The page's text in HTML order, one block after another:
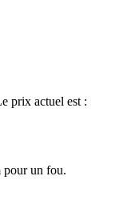
prix actuel est :
un fou.